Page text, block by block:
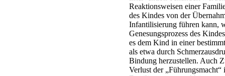
Reaktionsweisen einer
des Kindes von der
Infantilisierung führen kann,
Genesungsprozess des
es dem Kind in einer
als etwa durch
Bindung herzustellen. Auch
Verlust der